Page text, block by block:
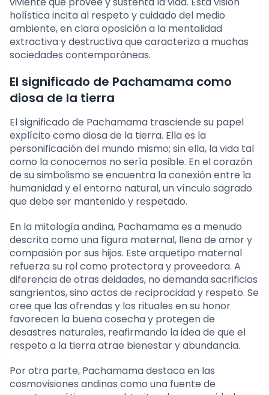
holística incita al respeto y cuidado del medio
ambiente, en clara oposición a la mentalidad
extractiva y destructiva que caracteriza a muchas
sociedades contemporáneas.
El significado de Pachamama como
diosa de la tierra
El significado de Pachamama trasciende su papel
explícito como diosa de la tierra. Ella es la
personificación del mundo mismo; sin ella, la vida tal
como la conocemos no sería posible. En el corazón
de su simbolismo se encuentra la conexión entre la
humanidad y el entorno natural, un vínculo sagrado
que debe ser mantenido y respetado.
En la mitología andina, Pachamama es a menudo
descrita como una figura maternal, llena de amor y
compasión por sus hijos. Este arquetipo maternal
refuerza su rol como protectora y proveedora. A
diferencia de otras deidades, no demanda sacrificios
sangrientos, sino actos de reciprocidad y respeto. Se
cree que las ofrendas y los rituales en su honor
favorecen la buena cosecha y protegen de
desastres naturales, reafirmando la idea de que el
respeto a la tierra atrae bienestar y abundancia.
Por otra parte, Pachamama destaca en las
cosmovisiones andinas como una fuente de